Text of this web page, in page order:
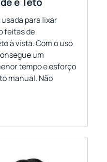
para lixar
feitas de
à vista. Com o uso
um
tempo e esforço
manual. Não